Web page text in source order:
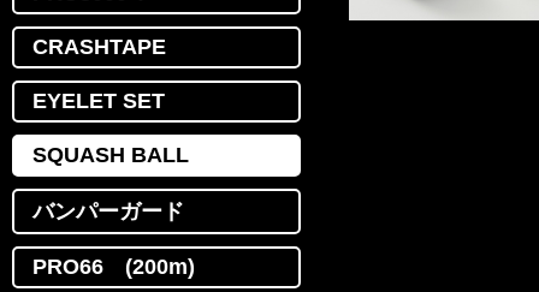
CRASHTAPE
EYELET SET
SQUASH BALL
バンパーガード
PRO66 (200m)